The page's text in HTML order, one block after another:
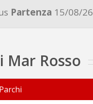
Partenza 15/08/26
Mar Rosso